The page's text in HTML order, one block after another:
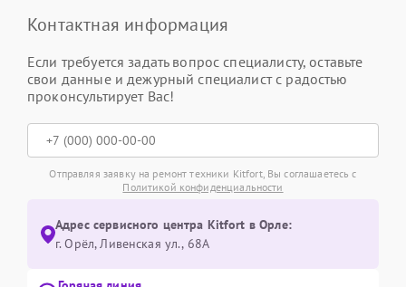
Контактная информация
Если требуется задать вопрос специалисту, оставьте
свои данные и дежурный специалист с радостью
проконсультирует Вас!
Отправляя заявку на ремонт техники Kitfort, Вы соглашаетесь с
Политикой конфиденциальности
Адрес сервисного центра Kitfort в Орле:
г. Орёл, Ливенская ул., 68А